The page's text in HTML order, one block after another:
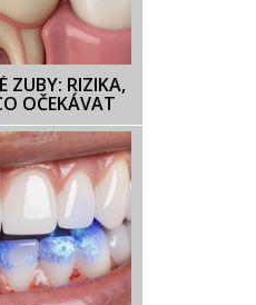
ZUBY: RIZIKA,
OČEKÁVAT